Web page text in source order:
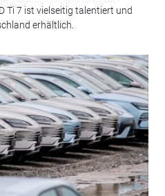
Ti 7 ist vielseitig talentiert und
erhältlich.